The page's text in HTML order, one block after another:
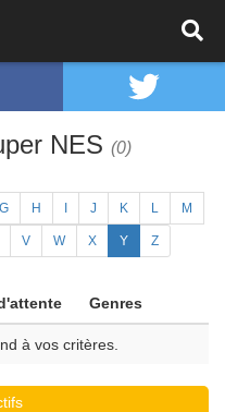
NES (0)
G H J K L M
V W X Y Z
Genres
à vos critères.